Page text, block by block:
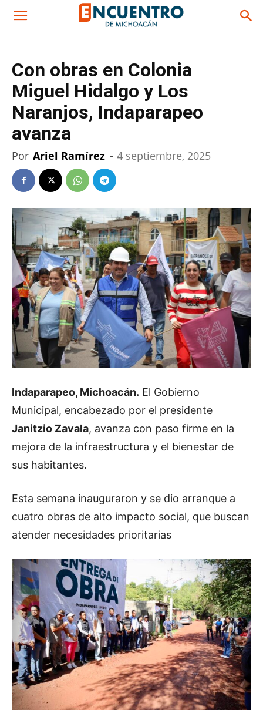
Con obras en Colonia
Miguel Hidalgo y Los
Naranjos, Indaparapeo
avanza
Por Ariel Ramírez - 4 septiembre, 2025
Indaparapeo, Michoacán. El Gobierno
Municipal, encabezado por el presidente
Janitzio Zavala, avanza con paso firme en la
mejora de la infraestructura y el bienestar de
sus habitantes.
Esta semana inauguraron y se dio arranque a
cuatro obras de alto impacto social, que buscan
atender necesidades prioritarias